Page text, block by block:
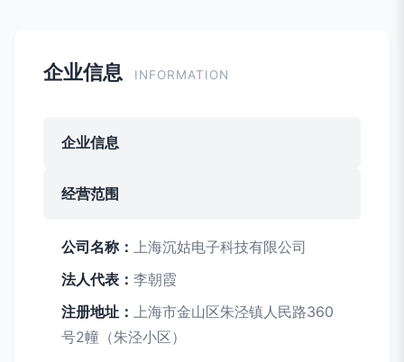
企业信息 INFORMATION
企业信息
经营范围
公司名称： 上海沉姑电子科技有限公司
法人代表： 李朝霞
注册地址： 上海市金山区朱泾镇人民路360
号2幢（朱泾小区）